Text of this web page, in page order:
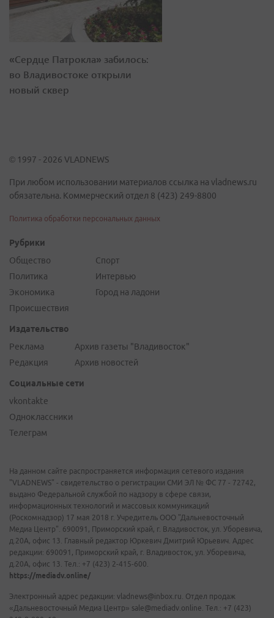
«Сердце Патрокла» забилось:
во Владивостоке открыли
новый сквер
© 1997 - 2026 VLADNEWS
При любом использовании материалов ссылка на vladnews.ru
обязательна. Коммерческий отдел 8 (423) 249-8800
Политика обработки персональных данных
Рубрики
Общество
Политика
Экономика
Происшествия
Спорт
Интервью
Город на ладони
Издательство
Реклама
Редакция
Архив газеты "Владивосток"
Архив новостей
Социальные сети
vkontakte
Одноклассники
Телеграм
На данном сайте распространяется информация сетевого издания
"VLADNEWS" - свидетельство о регистрации СМИ ЭЛ № ФС 77 - 72742,
выдано Федеральной службой по надзору в сфере связи,
информационных технологий и массовых коммуникаций
(Роскомнадзор) 17 мая 2018 г. Учредитель ООО "Дальневосточный
Медиа Центр". 690091, Приморский край, г. Владивосток, ул. Уборевича,
д.20А, офис 13. Главный редактор Юркевич Дмитрий Юрьевич. Адрес
редакции: 690091, Приморский край, г. Владивосток, ул. Уборевича,
д.20А, офис 13. Тел.: +7 (423) 2-415-600.
https://mediadv.online/
Электронный адрес редакции: vladnews@inbox.ru. Отдел продаж
«Дальневосточный Медиа Центр» sale@mediadv.online. Тел.: +7 (423)